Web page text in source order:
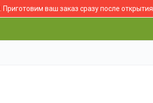
Приготовим ваш заказ сразу после открытия.